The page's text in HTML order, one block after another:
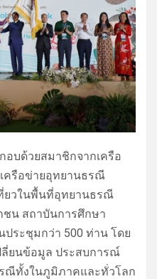
อบด้วยสมาชิกจากเครือ
ครือข่ายอุทยานธรณี
ยวในพื้นที่อุทยานธรณี
ชน สถาบันการศึกษา
ประชุมกว่า 500 ท่าน โดย
ลี่ยนข้อมูล ประสบการณ์
ณีทั้งในภูมิภาคและทั่วโลก